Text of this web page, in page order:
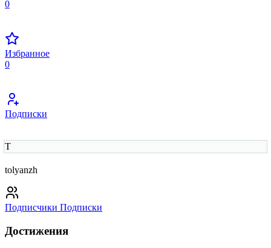
0
Избранное
0
Подписки
T
tolyanzh
Подписчики Подписки
Достижения